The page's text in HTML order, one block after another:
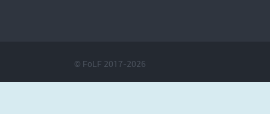
© FoLF 2017-2026